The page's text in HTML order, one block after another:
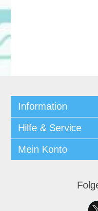
Information
Hilfe & Service
Mein Konto